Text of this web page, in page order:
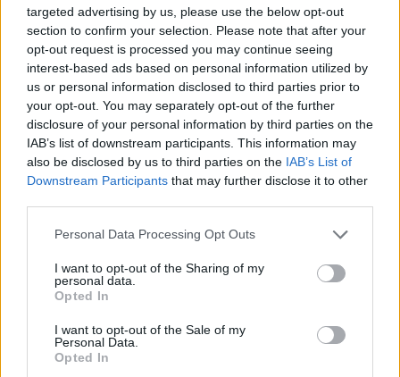
targeted advertising by us, please use the below opt-out
section to confirm your selection. Please note that after your
opt-out request is processed you may continue seeing
interest-based ads based on personal information utilized by
us or personal information disclosed to third parties prior to
your opt-out. You may separately opt-out of the further
disclosure of your personal information by third parties on the
IAB’s list of downstream participants. This information may
also be disclosed by us to third parties on the IAB’s List of
Downstream Participants that may further disclose it to other
Personal Data Processing Opt Outs
I want to opt-out of the Sharing of my
personal data.
Opted In
I want to opt-out of the Sale of my
Personal Data.
Opted In
Věk: ??
Kontakt
Napsat uživateli vzkaz
Informace o profilu a chatu
Registrace od: 02.04.2014 11:48
Online : Není nikde online
Počet přátel : 1
Líbí se:0
Oblibené místnosti